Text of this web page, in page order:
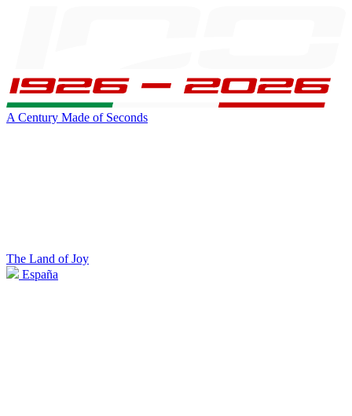
A Century Made of Seconds
The Land of Joy
España